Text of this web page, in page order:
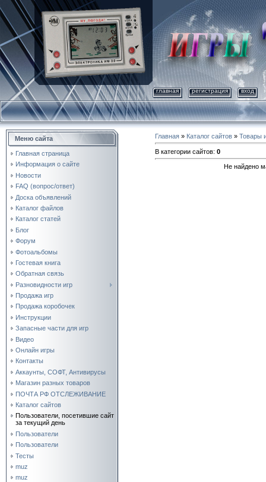
главная регистрация вход
Меню сайта
Главная страница
Информация о сайте
Новости
FAQ (вопрос/ответ)
Доска объявлений
Каталог файлов
Каталог статей
Блог
Форум
Фотоальбомы
Гостевая книга
Обратная связь
Разновидности игр
Продажа игр
Продажа коробочек
Инструкции
Запасные части для игр
Видео
Онлайн игры
Контакты
Аккаунты, СОФТ, Антивирусы
Магазин разных товаров
ПОЧТА РФ ОТСЛЕЖИВАНИЕ
Каталог сайтов
Пользователи, посетившие сайт
за текущий день
Пользователи
Пользователи
Тесты
muz
muz
Главная » Каталог сайтов » Товары
В категории сайтов: 0
Не найдено